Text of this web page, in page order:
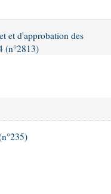
et d'approbation des
(n°2813)